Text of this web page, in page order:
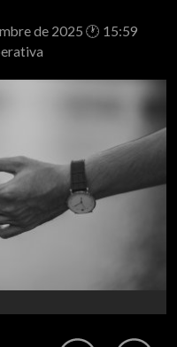
de 2025 🕐 15:59